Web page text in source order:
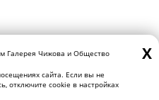
Галерея Чижова и Общество
сайта. Если вы не
отключите cookie в настройках
X